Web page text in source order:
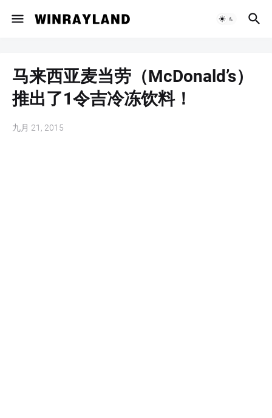
马来西亚麦当劳（McDonald’s）
推出了1令吉冷冻饮料！
九月 21, 2015